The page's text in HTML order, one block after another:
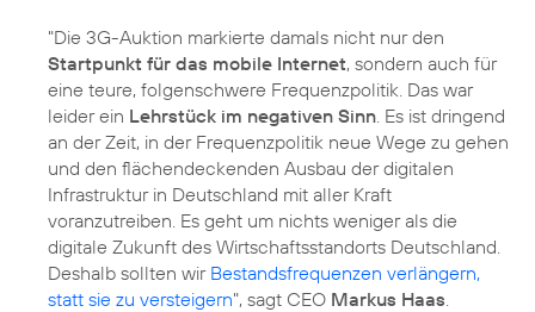
"Die 3G-Auktion markierte damals nicht nur den
Startpunkt für das mobile Internet, sondern auch für
eine teure, folgenschwere Frequenzpolitik. Das war
leider ein Lehrstück im negativen Sinn . Es ist dringend
an der Zeit, in der Frequenzpolitik neue Wege zu gehen
und den flächendeckenden Ausbau der digitalen
Infrastruktur in Deutschland mit aller Kraft
voranzutreiben. Es geht um nichts weniger als die
digitale Zukunft des Wirtschaftsstandorts Deutschland.
Deshalb sollten wir Bestandsfrequenzen verlängern,
statt sie zu versteigern", sagt CEO Markus Haas